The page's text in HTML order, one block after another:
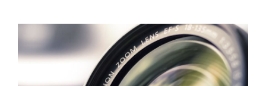
Image